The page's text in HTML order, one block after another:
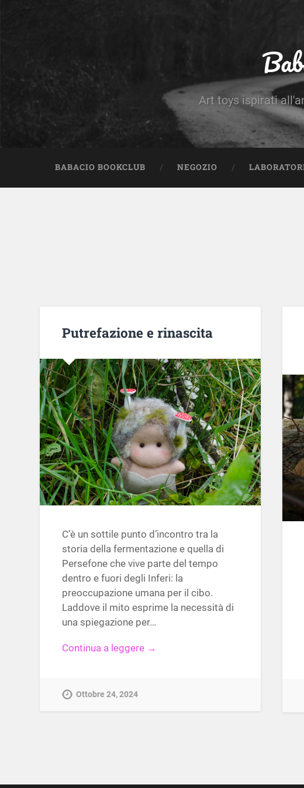
Art toys ispirati
BABACIO BOOKCLUB NEGOZIO
Putrefazione e rinascita
C’è un sottile punto d’incontro tra la
storia della fermentazione e quella di
Persefone che vive parte del tempo
dentro e fuori degli Inferi: la
preoccupazione umana per il cibo.
Laddove il mito esprime la necessità di
una spiegazione per…
Continua a leggere →
Ottobre 24, 2024